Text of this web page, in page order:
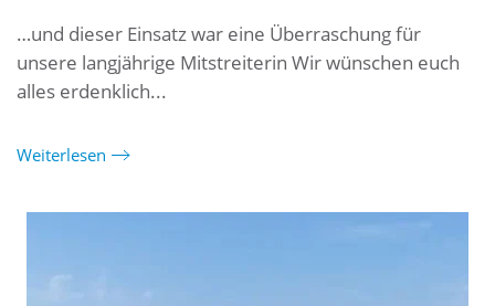
…und dieser Einsatz war eine Überraschung für
unsere langjährige Mitstreiterin Wir wünschen euch
alles erdenklich...
Weiterlesen